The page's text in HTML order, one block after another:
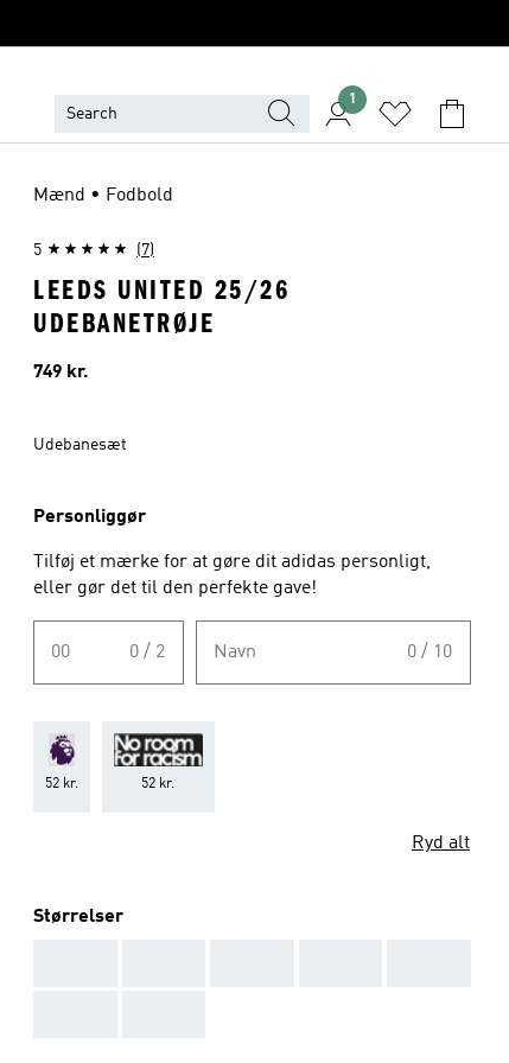
1
Mænd • Fodbold
5 (7)
LEEDS UNITED 25/26
UDEBANETRØJE
Pris
749 kr.
Udebanesæt
Personliggør
Tilføj et mærke for at gøre dit adidas personligt,
eller gør det til den perfekte gave!
00 0 / 2 Navn 0 / 10
52 kr. 52 kr.
Ryd alt
Størrelser